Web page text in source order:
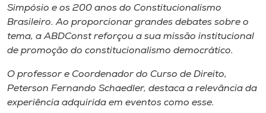
Selecione
o idioma
A-
Simpósio e os 200 anos do Constitucionalismo
Brasileiro. Ao proporcionar grandes debates sobre o
tema, a ABDConst reforçou a sua missão institucional
de promoção do constitucionalismo democrático.
O professor e Coordenador do Curso de Direito,
Peterson Fernando Schaedler, destaca a relevância da
experiência adquirida em eventos como esse.